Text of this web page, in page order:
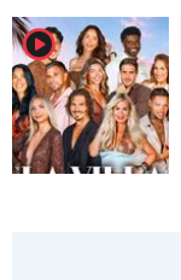
player2